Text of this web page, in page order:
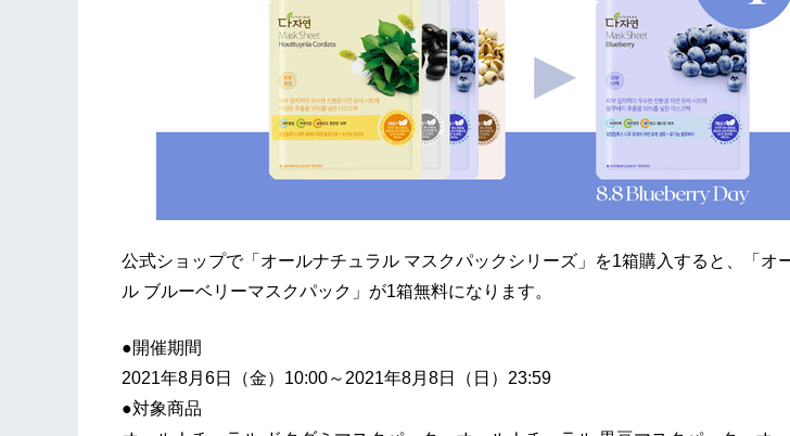
公式ショップで「オールナチュラル マスクパックシリーズ」を1箱購入すると、「オ
ル ブルーベリーマスクパック」が1箱無料になります。
●開催期間
2021年8月6日（金）10:00～2021年8月8日（日）23:59
●対象商品